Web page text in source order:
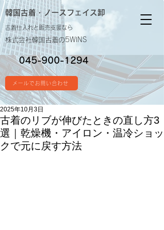
韓国古着・ ノースフェイス卸
古着仕入れと販売支援なら
株式会社韓国古着の5WINS
045-900-1294
メールでお問い合わせ
古着のリブが伸びたときの直し方3
選｜乾燥機・アイロン・温冷ショッ
クで元に戻す方法
2025年10月3日